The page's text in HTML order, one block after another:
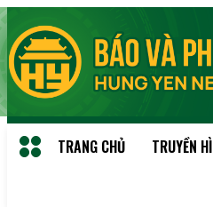
TRANG CHỦ TRUYỀN